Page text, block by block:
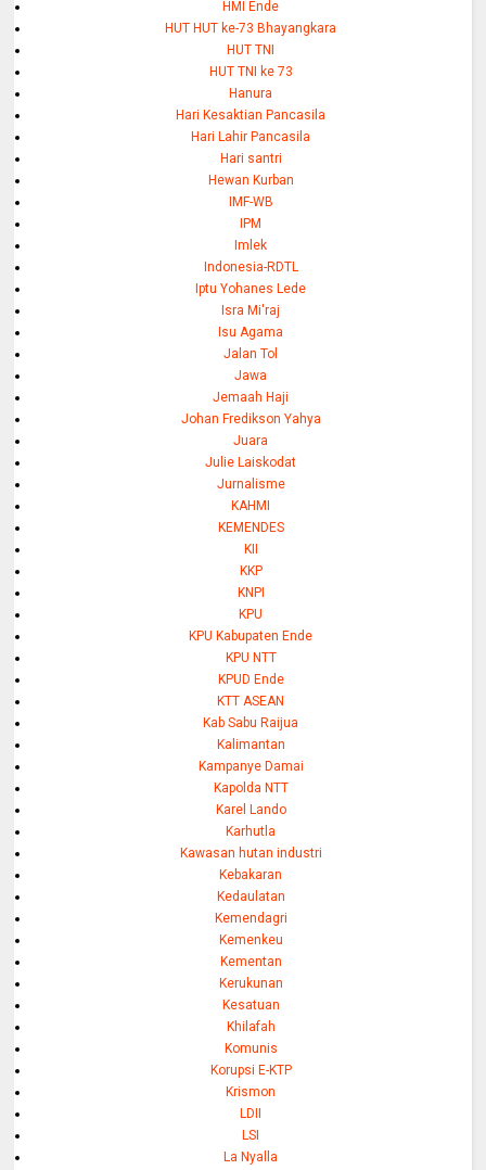
HMI Ende
HUT HUT ke-73 Bhayangkara
HUT TNI
HUT TNI ke 73
Hanura
Hari Kesaktian Pancasila
Hari Lahir Pancasila
Hari santri
Hewan Kurban
IMF-WB
IPM
Imlek
Indonesia-RDTL
Iptu Yohanes Lede
Isra Mi'raj
Isu Agama
Jalan Tol
Jawa
Jemaah Haji
Johan Fredikson Yahya
Juara
Julie Laiskodat
Jurnalisme
KAHMI
KEMENDES
KII
KKP
KNPI
KPU
KPU Kabupaten Ende
KPU NTT
KPUD Ende
KTT ASEAN
Kab Sabu Raijua
Kalimantan
Kampanye Damai
Kapolda NTT
Karel Lando
Karhutla
Kawasan hutan industri
Kebakaran
Kedaulatan
Kemendagri
Kemenkeu
Kementan
Kerukunan
Kesatuan
Khilafah
Komunis
Korupsi E-KTP
Krismon
LDII
LSI
La Nyalla